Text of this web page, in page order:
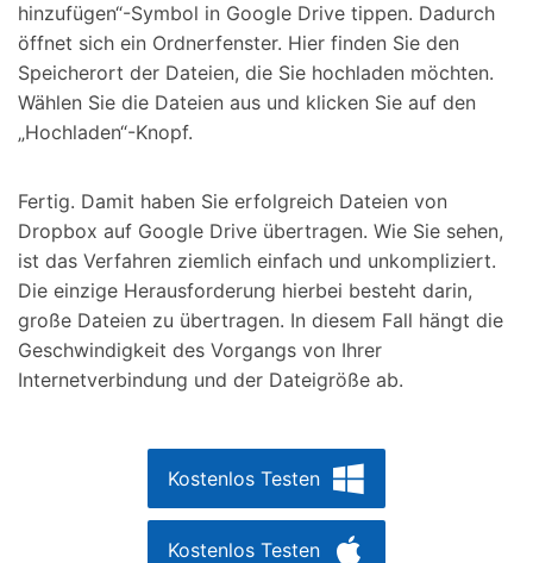
hinzufügen“-Symbol in Google Drive tippen. Dadurch
öffnet sich ein Ordnerfenster. Hier finden Sie den
Speicherort der Dateien, die Sie hochladen möchten.
Wählen Sie die Dateien aus und klicken Sie auf den
„Hochladen“-Knopf.
Fertig. Damit haben Sie erfolgreich Dateien von
Dropbox auf Google Drive übertragen. Wie Sie sehen,
ist das Verfahren ziemlich einfach und unkompliziert.
Die einzige Herausforderung hierbei besteht darin,
große Dateien zu übertragen. In diesem Fall hängt die
Geschwindigkeit des Vorgangs von Ihrer
Internetverbindung und der Dateigröße ab.
Kostenlos Testen
Kostenlos Testen